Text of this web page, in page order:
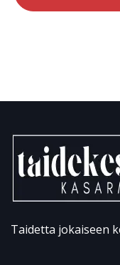
Taidetta jokaiseen